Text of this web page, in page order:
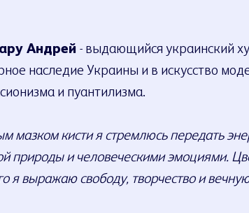
Андрей - выдающийся украинский
наследие Украины и в искусство
и пуантилизма.
мазком кисти я стремлюсь передать
природы и человеческими эмоциями.
я выражаю свободу, творчество и